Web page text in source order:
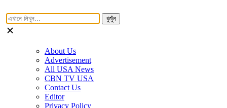
খুজুঁন
About Us
Advertisement
All USA News
CBN TV USA
Contact Us
Editor
Privacy Policy